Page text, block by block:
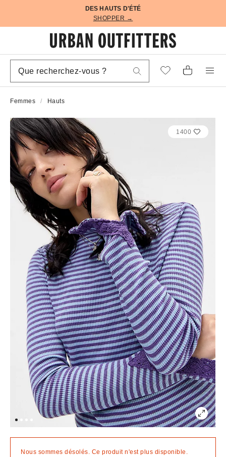
DES HAUTS D'ÉTÉ
SHOPPER →
Femmes Hauts
1400
Nous sommes désolés. Ce produit n'est plus disponible.